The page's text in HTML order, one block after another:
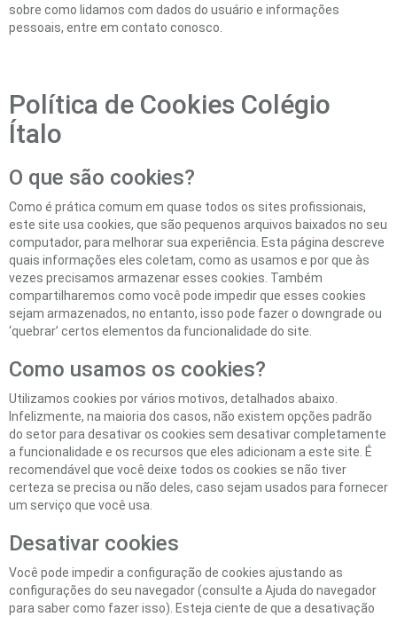
sobre como lidamos com dados do usuário e informações
pessoais, entre em contato conosco.
Política de Cookies Colégio
Ítalo
O que são cookies?
Como é prática comum em quase todos os sites profissionais,
este site usa cookies, que são pequenos arquivos baixados no seu
computador, para melhorar sua experiência. Esta página descreve
quais informações eles coletam, como as usamos e por que às
vezes precisamos armazenar esses cookies. Também
compartilharemos como você pode impedir que esses cookies
sejam armazenados, no entanto, isso pode fazer o downgrade ou
‘quebrar’ certos elementos da funcionalidade do site.
Como usamos os cookies?
Utilizamos cookies por vários motivos, detalhados abaixo.
Infelizmente, na maioria dos casos, não existem opções padrão
do setor para desativar os cookies sem desativar completamente
a funcionalidade e os recursos que eles adicionam a este site. É
recomendável que você deixe todos os cookies se não tiver
certeza se precisa ou não deles, caso sejam usados ​​para fornecer
um serviço que você usa.
Desativar cookies
Você pode impedir a configuração de cookies ajustando as
configurações do seu navegador (consulte a Ajuda do navegador
para saber como fazer isso). Esteja ciente de que a desativação